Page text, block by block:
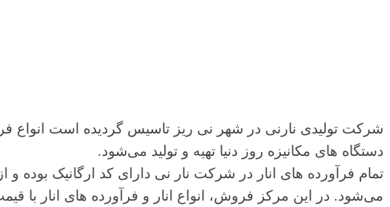
شرکت تولیدی نارنی در شهر نی ریز تاسیس گردیده است انواع
دستگاه های مکانیزه روز دنیا تهیه و تولید می‌شود.
تمام فرآورده های انار در شرکت نار نی دارای کد ارگانیک بوده
می‌شود. در این مرکز فروش، انواع انار و فرآورده های انار با